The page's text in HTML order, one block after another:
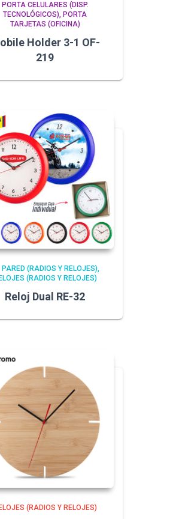
PORTA CELULARES (DISP.
TECNOLÓGICOS)
PORTA
TARJETAS (OFICINA)
Holder 3-1 OF-
219
PARED (RADIOS Y RELOJES)
(RADIOS Y RELOJES)
Reloj Dual RE-32
(RADIOS Y RELOJES)